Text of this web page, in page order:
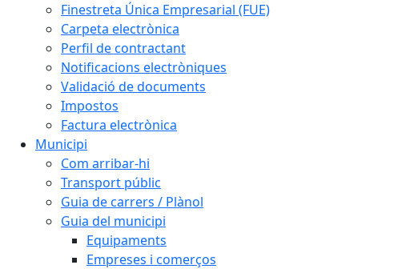
Finestreta Única Empresarial (FUE)
Carpeta electrònica
Perfil de contractant
Notificacions electròniques
Validació de documents
Impostos
Factura electrònica
Municipi
Com arribar-hi
Transport públic
Guia de carrers / Plànol
Guia del municipi
Equipaments
Empreses i comerços